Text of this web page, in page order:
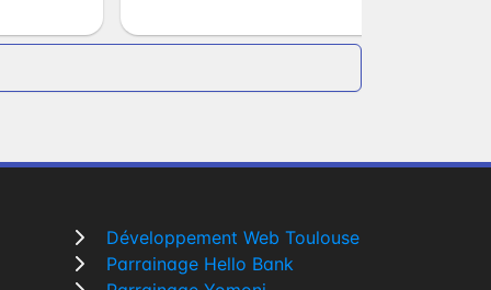
Développement Web Toulouse
Parrainage Hello Bank